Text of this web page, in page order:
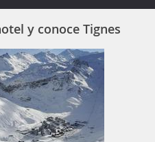
y conoce Tignes